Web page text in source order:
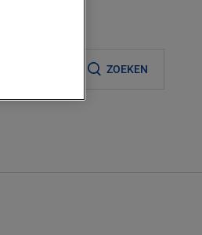
verkooppunt
ZOEKEN